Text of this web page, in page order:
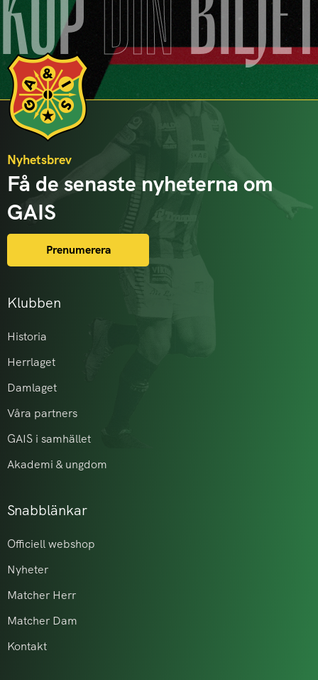
KÖPDIN
Klubben
Historia
Herrlaget
Damlaget
Våra partners
GAIS i samhället
Akademi & ungdom
Snabblänkar
Officiell webshop
Nyheter
Matcher Herr
Matcher Dam
Kontakt
Nyhetsbrev
Få de senaste nyheterna om
GAIS
Prenumerera